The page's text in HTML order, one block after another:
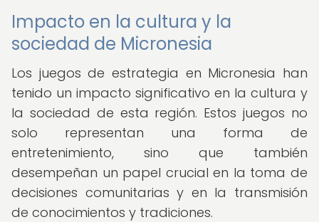
Impacto en la cultura y la
sociedad de Micronesia
Los juegos de estrategia en Micronesia han
tenido un impacto significativo en la cultura y
la sociedad de esta región. Estos juegos no
solo representan una forma de
entretenimiento, sino que también
desempeñan un papel crucial en la toma de
decisiones comunitarias y en la transmisión
de conocimientos y tradiciones.